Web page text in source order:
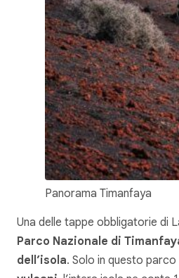
Panorama Timanfaya
Una delle tappe obbligatorie di
Parco Nazionale di
dell’isola. Solo in questo